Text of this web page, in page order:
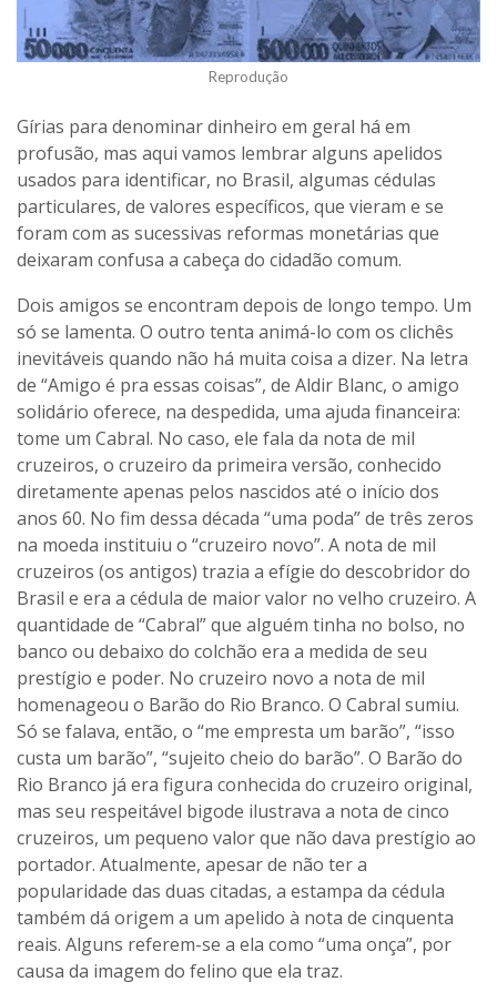
Reprodução
Gírias para denominar dinheiro em geral há em
profusão, mas aqui vamos lembrar alguns apelidos
usados para identificar, no Brasil, algumas cédulas
particulares, de valores específicos, que vieram e se
foram com as sucessivas reformas monetárias que
deixaram confusa a cabeça do cidadão comum.
Dois amigos se encontram depois de longo tempo. Um
só se lamenta. O outro tenta animá-lo com os clichês
inevitáveis quando não há muita coisa a dizer. Na letra
de “Amigo é pra essas coisas”, de Aldir Blanc, o amigo
solidário oferece, na despedida, uma ajuda financeira:
tome um Cabral. No caso, ele fala da nota de mil
cruzeiros, o cruzeiro da primeira versão, conhecido
diretamente apenas pelos nascidos até o início dos
anos 60. No fim dessa década “uma poda” de três zeros
na moeda instituiu o “cruzeiro novo”. A nota de mil
cruzeiros (os antigos) trazia a efígie do descobridor do
Brasil e era a cédula de maior valor no velho cruzeiro. A
quantidade de “Cabral” que alguém tinha no bolso, no
banco ou debaixo do colchão era a medida de seu
prestígio e poder. No cruzeiro novo a nota de mil
homenageou o Barão do Rio Branco. O Cabral sumiu.
Só se falava, então, o “me empresta um barão”, “isso
custa um barão”, “sujeito cheio do barão”. O Barão do
Rio Branco já era figura conhecida do cruzeiro original,
mas seu respeitável bigode ilustrava a nota de cinco
cruzeiros, um pequeno valor que não dava prestígio ao
portador. Atualmente, apesar de não ter a
popularidade das duas citadas, a estampa da cédula
também dá origem a um apelido à nota de cinquenta
reais. Alguns referem-se a ela como “uma onça”, por
causa da imagem do felino que ela traz.